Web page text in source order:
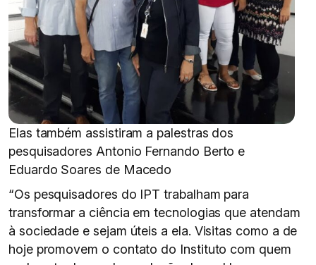
Elas também assistiram a palestras dos
pesquisadores Antonio Fernando Berto e
Eduardo Soares de Macedo
“Os pesquisadores do IPT trabalham para
transformar a ciência em tecnologias que atendam
à sociedade e sejam úteis a ela. Visitas como a de
hoje promovem o contato do Instituto com quem